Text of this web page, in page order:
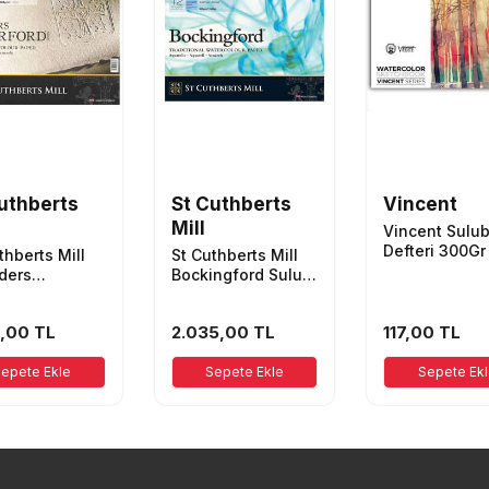
Mill
M²
20
Dokusuz
TL
Ekle
St Cuthberts
Mill
St Cuthberts Mill
Bockingford Sulu
360X260mm İnce
Doku Beyaz
2.035,00 TL
Sepete Ekle
Vincent
Vincent
Defteri 300Gr
117,00 TL
Sepete